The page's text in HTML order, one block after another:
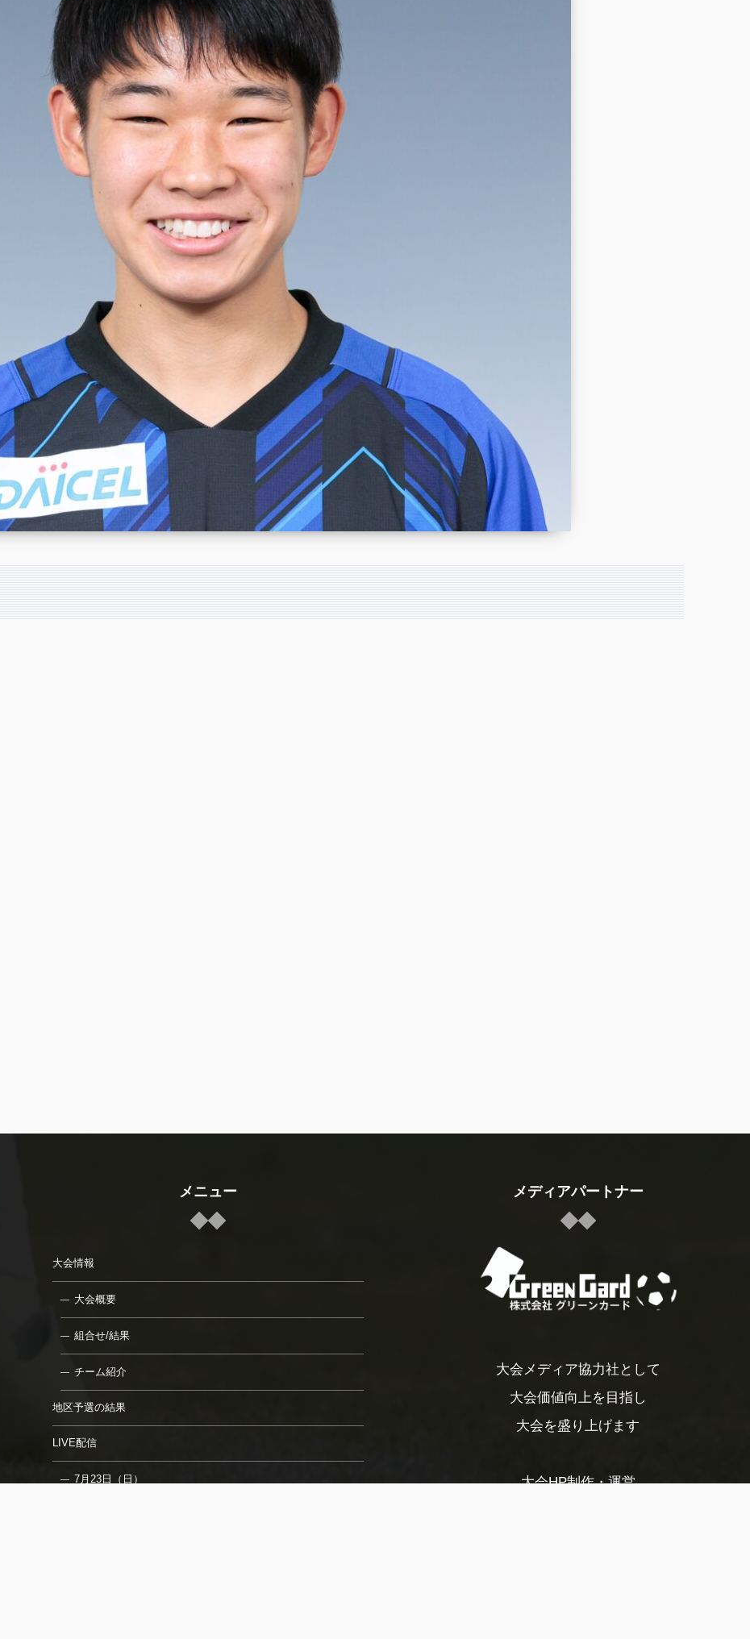
メニュー
大会情報
大会概要
組合せ/結果
チーム紹介
地区予選の結果
LIVE配信
7月23日（日）
メディアパートナー
大会メディア協力社として
大会価値向上を目指し
大会を盛り上げます
大会HP制作・運営